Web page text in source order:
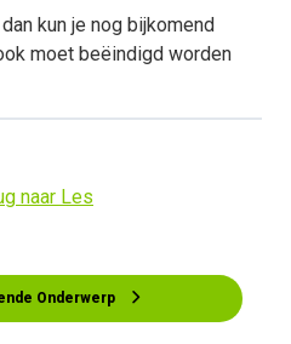
kun je nog bijkomend
moet beëindigd worden
naar Les
Onderwerp